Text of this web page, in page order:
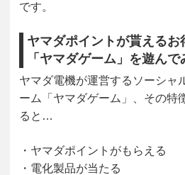
です。
ヤマダポイントが貰えるお
「ヤマダゲーム」を遊んで
ヤマダ電機が運営するソーシャ
ーム「ヤマダゲーム」、その特
ると…
・ヤマダポイントがもらえる
・電化製品が当たる